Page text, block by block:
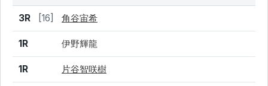
結果 シード 選手名
3R [16] 角谷宙希
1R 伊野輝龍
1R 片谷智咲樹